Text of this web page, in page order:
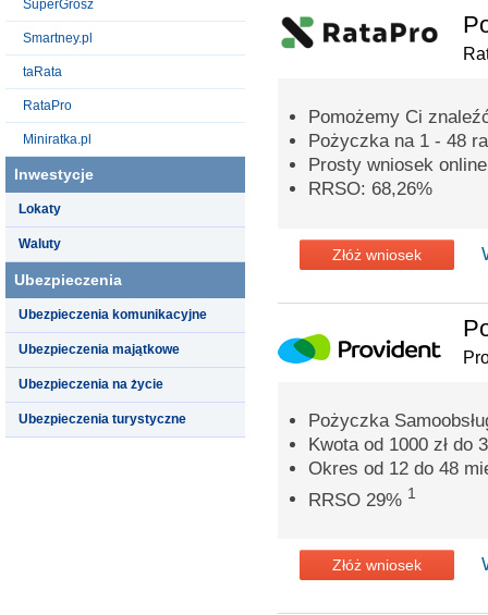
SuperGrosz
Smartney.pl
taRata
RataPro
Miniratka.pl
Inwestycje
Lokaty
Waluty
Ubezpieczenia
Ubezpieczenia komunikacyjne
Ubezpieczenia majątkowe
Ubezpieczenia na życie
Ubezpieczenia turystyczne
Pomożemy Ci
Pożyczka na 1 - 48
Prosty wniosek
RRSO: 68,26%
Złóż wniosek
Pożyczka
Kwota od 1000 zł do
Okres od 12 do 48
RRSO 29% 1
Złóż wniosek